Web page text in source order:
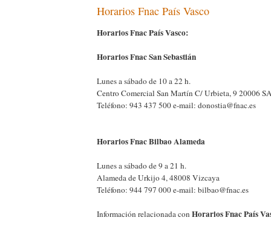
Horarios Fnac País Vasco
Horarios Fnac País Vasco:
Horarios Fnac San Sebastián
Lunes a sábado de 10 a 22 h.
Centro Comercial San Martín C/ Urbieta, 9 20006
Teléfono: 943 437 500 e-mail: donostia@fnac.es
Horarios Fnac Bilbao Alameda
Lunes a sábado de 9 a 21 h.
Alameda de Urkijo 4, 48008 Vizcaya
Teléfono: 944 797 000 e-mail: bilbao@fnac.es
Información relacionada con Horarios Fnac País